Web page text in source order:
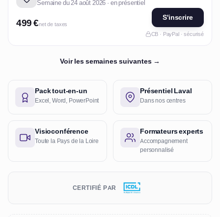
Semaine du 24 août 2026 · en présentiel
499 €net de taxes
S'inscrire
CB · PayPal · sécurisé
Voir les semaines suivantes →
Pack tout-en-un
Excel, Word, PowerPoint
Présentiel Laval
Dans nos centres
Visioconférence
Toute la Pays de la Loire
Formateurs experts
Accompagnement
personnalisé
CERTIFIÉ PAR